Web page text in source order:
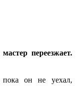
переезжает.
он не уехал,